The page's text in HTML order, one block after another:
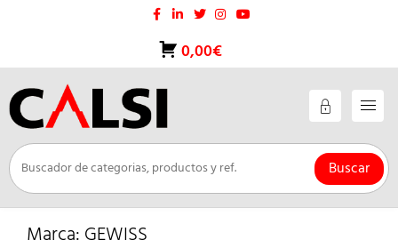
0,00€
Buscar
Marca: GEWISS